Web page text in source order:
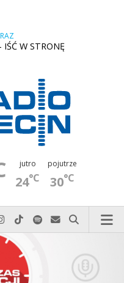
IŚĆ W STRONĘ
jutro
24°C
pojutrze
30°C
do nas zadzwoń
nas na Facebook-u
nas na X
Odwiedź nas na Instagram-ie
Odwiedź nas na TikTok-u
Szukaj nas na Spotify
Wyślij do nas
Szukaj